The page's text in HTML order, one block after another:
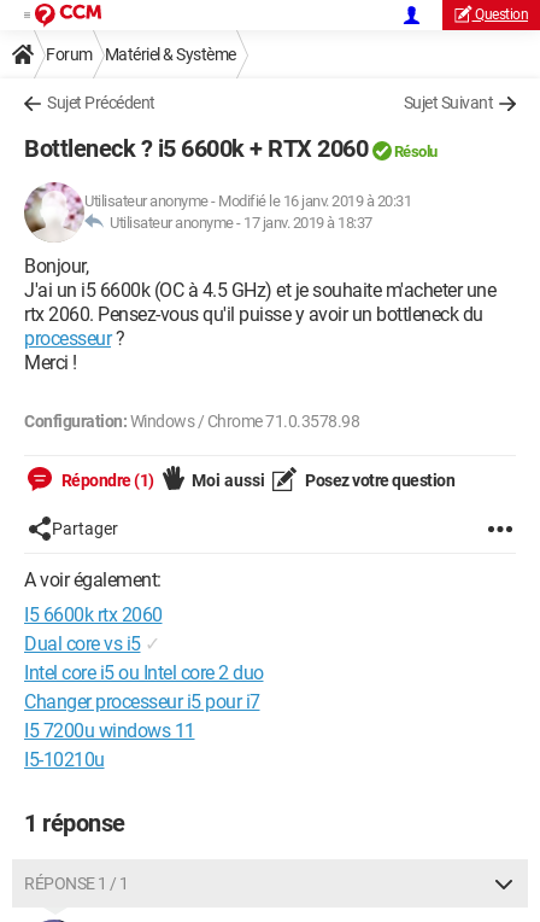
Question
Forum Matériel & Système
Sujet Précédent Sujet Suivant
Bottleneck ? i5 6600k + RTX 2060 Résolu
Utilisateur anonyme- Modifié le 16 janv. 2019 à 20:31
Utilisateur anonyme - 17 janv. 2019 à 18:37
Bonjour,
J'ai un i5 6600k (OC à 4.5 GHz) et je souhaite m'acheter une
rtx 2060. Pensez-vous qu'il puisse y avoir un bottleneck du
processeur?
Merci !
Configuration:Windows / Chrome 71.0.3578.98
Répondre (1) Moi aussi Posez votre question
Partager
A voir également:
I5 6600k rtx 2060
Dual core vs i5 ✓
Intel core i5 ou Intel core 2 duo
Changer processeur i5 pour i7
I5 7200u windows 11
I5-10210u
1 réponse
RÉPONSE 1 / 1